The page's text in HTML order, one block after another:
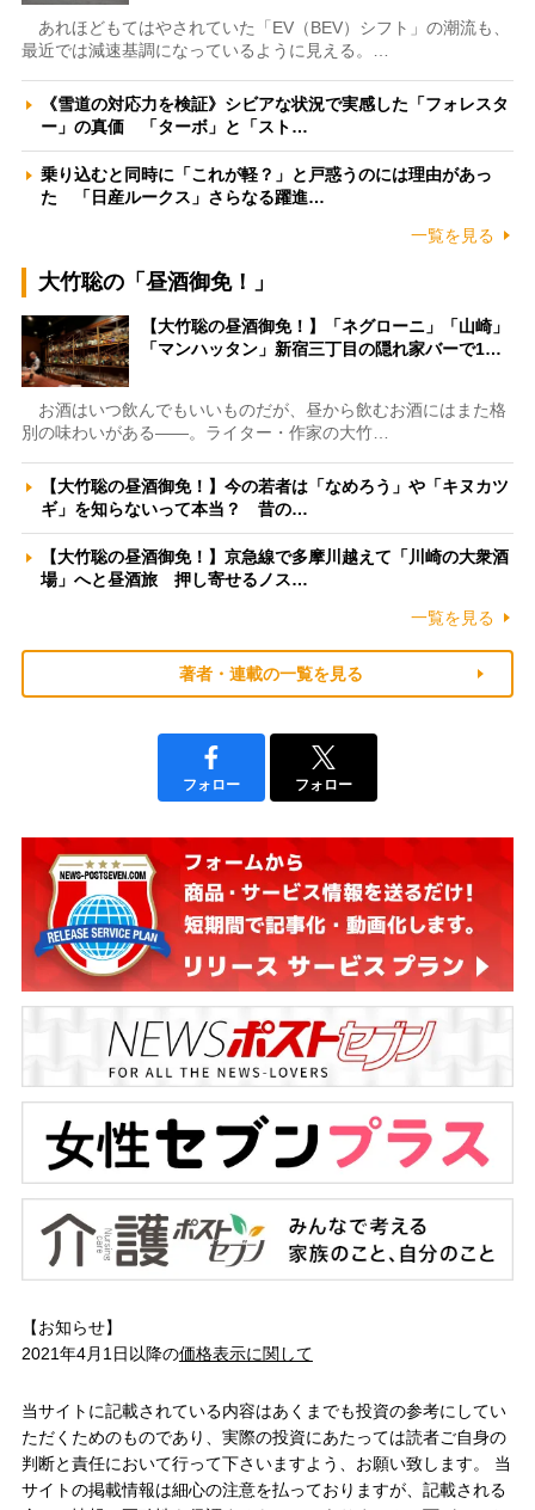
あれほどもてはやされていた「EV（BEV）シフト」の潮流も、
最近では減速基調になっているように見える。…
《雪道の対応力を検証》シビアな状況で実感した「フォレスタ
ー」の真価 「ターボ」と「スト…
乗り込むと同時に「これが軽？」と戸惑うのには理由があっ
た 「日産ルークス」さらなる躍進…
一覧を見る
大竹聡の「昼酒御免！」
【大竹聡の昼酒御免！】「ネグローニ」「山崎」
「マンハッタン」新宿三丁目の隠れ家バーで1…
お酒はいつ飲んでもいいものだが、昼から飲むお酒にはまた格
別の味わいがある――。ライター・作家の大竹…
【大竹聡の昼酒御免！】今の若者は「なめろう」や「キヌカツ
ギ」を知らないって本当？ 昔の…
【大竹聡の昼酒御免！】京急線で多摩川越えて「川崎の大衆酒
場」へと昼酒旅 押し寄せるノス…
一覧を見る
著者・連載の一覧を見る
フォロー フォロー
【お知らせ】
2021年4月1日以降の価格表示に関して
当サイトに記載されている内容はあくまでも投資の参考にしてい
ただくためのものであり、実際の投資にあたっては読者ご自身の
判断と責任において行って下さいますよう、お願い致します。 当
サイトの掲載情報は細心の注意を払っておりますが、記載される